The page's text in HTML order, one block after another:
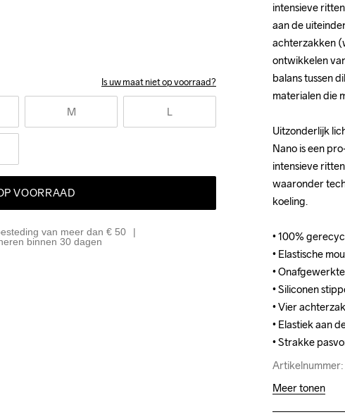
Is uw maat niet op voorraad?
M L
VOORRAAD
van meer dan € 50
binnen 30 dagen
intensieve
aan de
achterzakken
ontwikkelen
balans tussen
materialen die
Uitzonderlijk
Nano is een
intensieve
waaronder
koeling.
• 100%
• Elastische
•
• Siliconen
• Vier
• Elastiek aan
• Strakke
intensieve
aan de
achterzakken
ontwikkelen
balans tussen
materialen die
Uitzonderlijk
Nano is een
intensieve
waaronder
koeling.
• 100%
• Elastische
•
• Siliconen
• Vier
• Elastiek aan
• Strakke
Meer tonen